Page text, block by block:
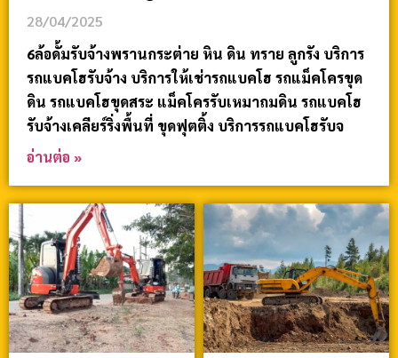
28/04/2025
6ล้อดั้มรับจ้างพรานกระต่าย หิน ดิน ทราย ลูกรัง บริการ
รถแบคโฮรับจ้าง บริการให้เช่ารถแบคโฮ รถแม็คโครขุด
ดิน รถแบคโฮขุดสระ แม็คโครรับเหมาถมดิน รถแบคโฮ
รับจ้างเคลียร์ริ่งพื้นที่ ขุดฟุตติ้ง บริการรถแบคโฮรับจ
อ่านต่อ »